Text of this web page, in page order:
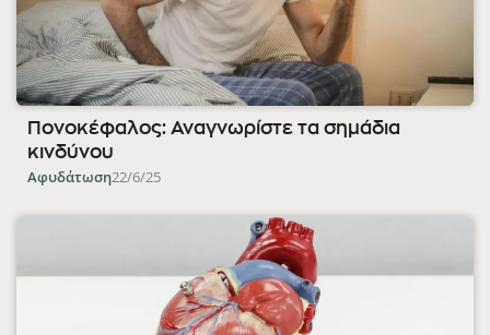
Πονοκέφαλος: Αναγνωρίστε τα σημάδια
κινδύνου
Αφυδάτωση22/6/25